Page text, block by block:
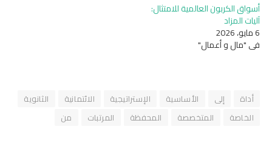
أسواق الكربون العالمية للامتثال:
آليات المزاد
6 مايو، 2026
في "مال و أعمال"
أداة إلى الأساسية الإستراتيجية الائتمانية
الثانوية
الخاصة
المتخصصة المحفظة المرتبات من